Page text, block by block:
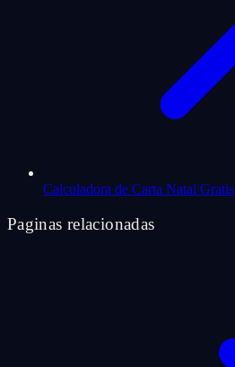
Calculadora de Carta Natal Gratis
Paginas relacionadas